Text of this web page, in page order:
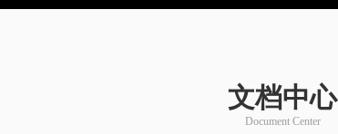
文档中心
Document Center